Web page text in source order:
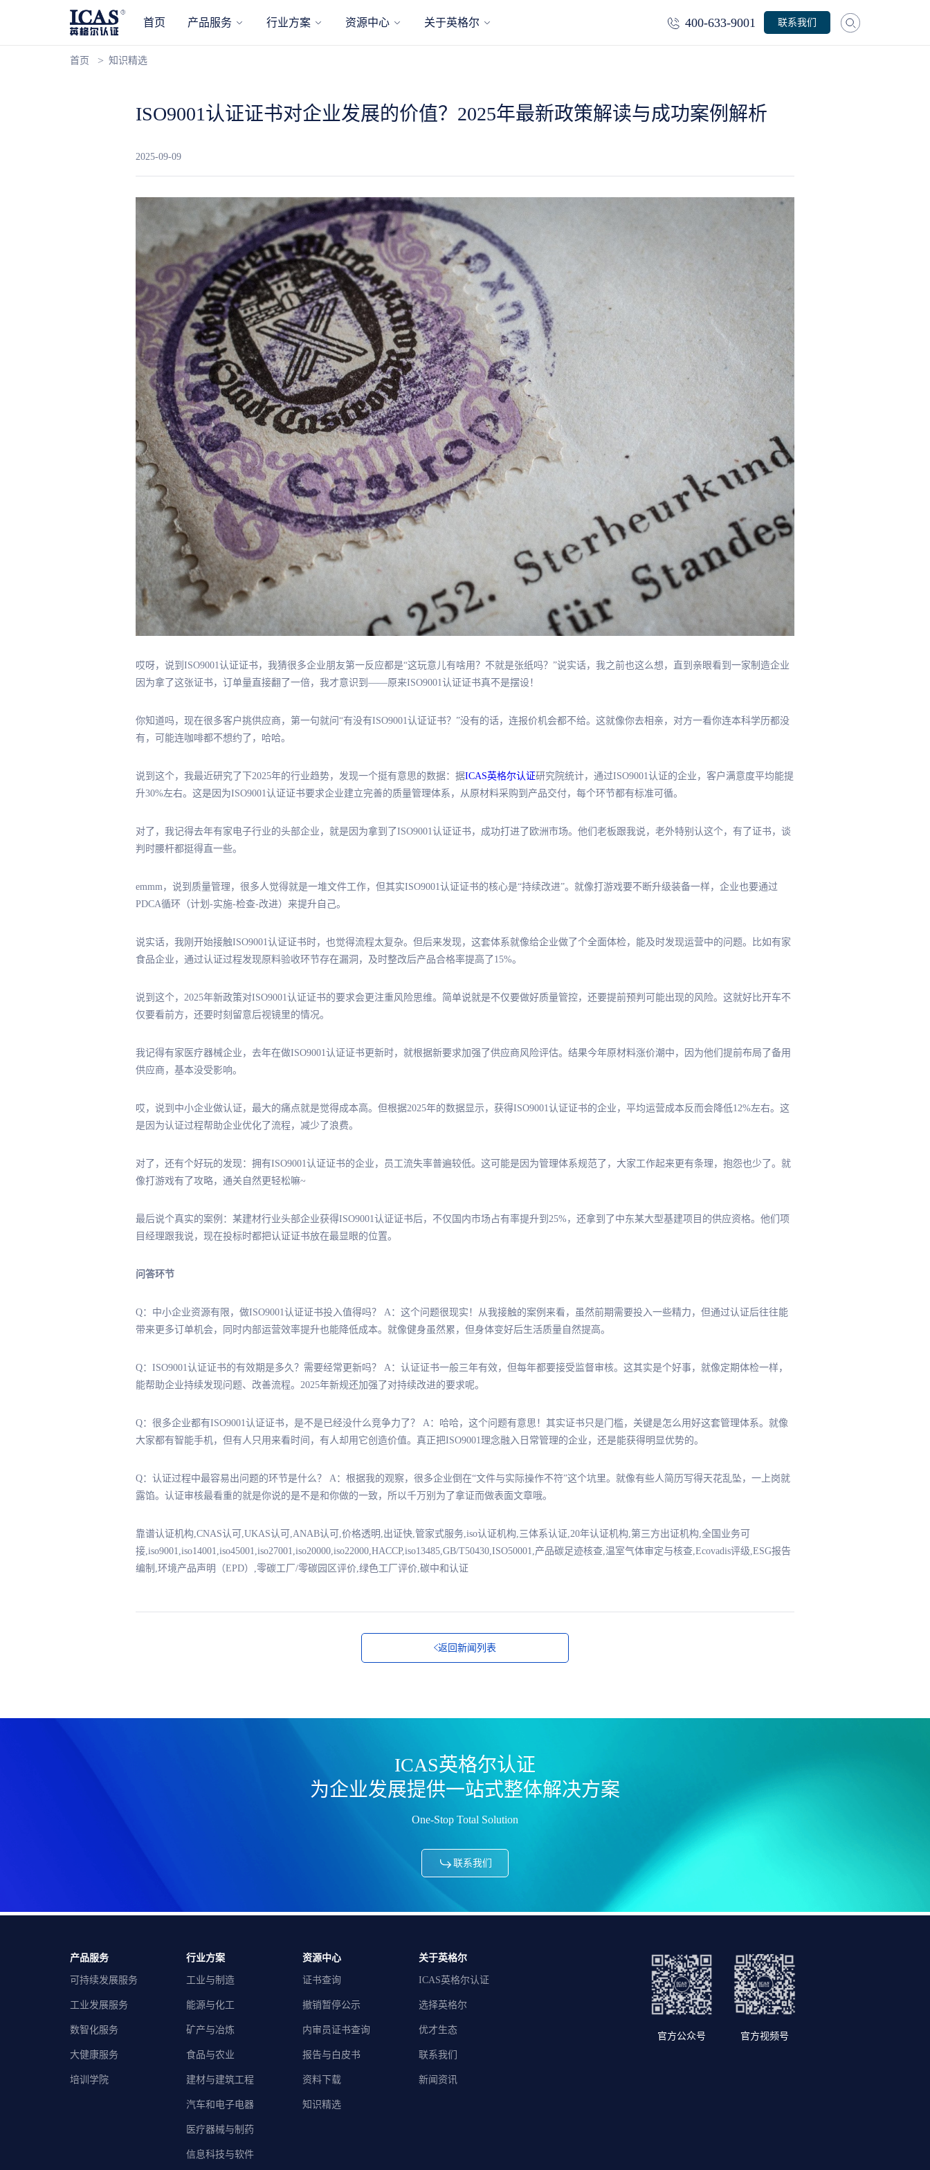
首页 产品服务 行业方案 资源中心 关于英格尔 400-633-9001 联系我们
首页 知识精选
ISO9001认证证书对企业发展的价值？2025年最新政策解读与成功案例解析
2025-09-09
哎呀，说到ISO9001认证证书，我猜很多企业朋友第一反应都是“这玩意儿有啥用？不就是张纸吗？”说实话，我之前也这么想，直到亲眼看到一家制造企业
因为拿了这张证书，订单量直接翻了一倍，我才意识到——原来ISO9001认证证书真不是摆设！
你知道吗，现在很多客户挑供应商，第一句就问“有没有ISO9001认证证书？”没有的话，连报价机会都不给。这就像你去相亲，对方一看你连本科学历都没
有，可能连咖啡都不想约了，哈哈。
说到这个，我最近研究了下2025年的行业趋势，发现一个挺有意思的数据：据ICAS英格尔认证研究院统计，通过ISO9001认证的企业，客户满意度平均能提
升30%左右。这是因为ISO9001认证证书要求企业建立完善的质量管理体系，从原材料采购到产品交付，每个环节都有标准可循。
对了，我记得去年有家电子行业的头部企业，就是因为拿到了ISO9001认证证书，成功打进了欧洲市场。他们老板跟我说，老外特别认这个，有了证书，谈
判时腰杆都挺得直一些。
emmm，说到质量管理，很多人觉得就是一堆文件工作，但其实ISO9001认证证书的核心是“持续改进”。就像打游戏要不断升级装备一样，企业也要通过
PDCA循环（计划-实施-检查-改进）来提升自己。
说实话，我刚开始接触ISO9001认证证书时，也觉得流程太复杂。但后来发现，这套体系就像给企业做了个全面体检，能及时发现运营中的问题。比如有家
食品企业，通过认证过程发现原料验收环节存在漏洞，及时整改后产品合格率提高了15%。
说到这个，2025年新政策对ISO9001认证证书的要求会更注重风险思维。简单说就是不仅要做好质量管控，还要提前预判可能出现的风险。这就好比开车不
仅要看前方，还要时刻留意后视镜里的情况。
我记得有家医疗器械企业，去年在做ISO9001认证证书更新时，就根据新要求加强了供应商风险评估。结果今年原材料涨价潮中，因为他们提前布局了备用
供应商，基本没受影响。
哎，说到中小企业做认证，最大的痛点就是觉得成本高。但根据2025年的数据显示，获得ISO9001认证证书的企业，平均运营成本反而会降低12%左右。这
是因为认证过程帮助企业优化了流程，减少了浪费。
对了，还有个好玩的发现：拥有ISO9001认证证书的企业，员工流失率普遍较低。这可能是因为管理体系规范了，大家工作起来更有条理，抱怨也少了。就
像打游戏有了攻略，通关自然更轻松嘛~
最后说个真实的案例：某建材行业头部企业获得ISO9001认证证书后，不仅国内市场占有率提升到25%，还拿到了中东某大型基建项目的供应资格。他们项
目经理跟我说，现在投标时都把认证证书放在最显眼的位置。
问答环节
Q：中小企业资源有限，做ISO9001认证证书投入值得吗？ A：这个问题很现实！从我接触的案例来看，虽然前期需要投入一些精力，但通过认证后往往能
带来更多订单机会，同时内部运营效率提升也能降低成本。就像健身虽然累，但身体变好后生活质量自然提高。
Q：ISO9001认证证书的有效期是多久？需要经常更新吗？ A：认证证书一般三年有效，但每年都要接受监督审核。这其实是个好事，就像定期体检一样，
能帮助企业持续发现问题、改善流程。2025年新规还加强了对持续改进的要求呢。
Q：很多企业都有ISO9001认证证书，是不是已经没什么竞争力了？ A：哈哈，这个问题有意思！其实证书只是门槛，关键是怎么用好这套管理体系。就像
大家都有智能手机，但有人只用来看时间，有人却用它创造价值。真正把ISO9001理念融入日常管理的企业，还是能获得明显优势的。
Q：认证过程中最容易出问题的环节是什么？ A：根据我的观察，很多企业倒在“文件与实际操作不符”这个坑里。就像有些人简历写得天花乱坠，一上岗就
露馅。认证审核最看重的就是你说的是不是和你做的一致，所以千万别为了拿证而做表面文章哦。
靠谱认证机构,CNAS认可,UKAS认可,ANAB认可,价格透明,出证快,管家式服务,iso认证机构,三体系认证,20年认证机构,第三方出证机构,全国业务可
接,iso9001,iso14001,iso45001,iso27001,iso20000,iso22000,HACCP,iso13485,GB/T50430,ISO50001,产品碳足迹核查,温室气体审定与核查,Ecovadis评级,ESG报告
编制,环境产品声明（EPD）,零碳工厂/零碳园区评价,绿色工厂评价,碳中和认证
返回新闻列表
ICAS英格尔认证
为企业发展提供一站式整体解决方案
One-Stop Total Solution
联系我们
产品服务
可持续发展服务
工业发展服务
数智化服务
大健康服务
培训学院
行业方案
工业与制造
能源与化工
矿产与冶炼
食品与农业
建材与建筑工程
汽车和电子电器
医疗器械与制药
信息科技与软件
资源中心
证书查询
撤销暂停公示
内审员证书查询
报告与白皮书
资料下载
知识精选
关于英格尔
ICAS英格尔认证
选择英格尔
优才生态
联系我们
新闻资讯
官方公众号 官方视频号